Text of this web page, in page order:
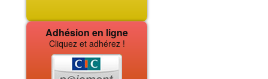
Adhésion en ligne
Cliquez et adhérez !